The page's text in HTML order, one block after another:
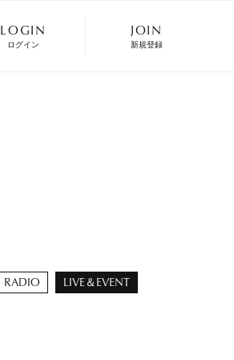
LOGIN
ログイン
JOIN
新規登録
RADIO LIVE＆EVENT